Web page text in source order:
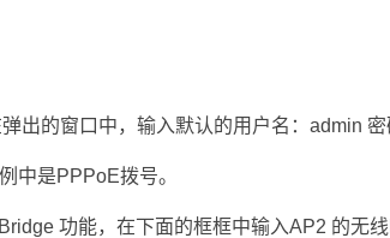
出的窗口中，输入默认的用户名：admin
中是PPPoE拨号。
功能，在下面的框框中输入AP2 的无